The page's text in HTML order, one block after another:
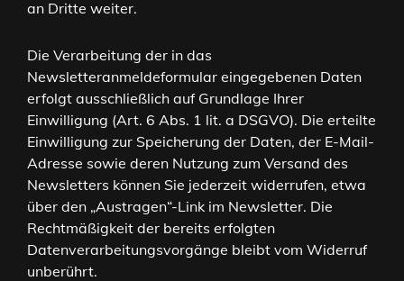
an Dritte weiter.
Die Verarbeitung der in das
Newsletteranmeldeformular eingegebenen Daten
erfolgt ausschließlich auf Grundlage Ihrer
Einwilligung (Art. 6 Abs. 1 lit. a DSGVO). Die erteilte
Einwilligung zur Speicherung der Daten, der E-Mail-
Adresse sowie deren Nutzung zum Versand des
Newsletters können Sie jederzeit widerrufen, etwa
über den „Austragen“-Link im Newsletter. Die
Rechtmäßigkeit der bereits erfolgten
Datenverarbeitungsvorgänge bleibt vom Widerruf
unberührt.